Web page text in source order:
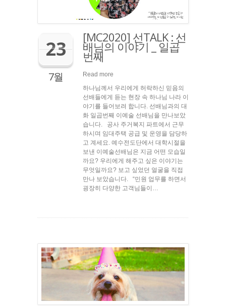
23
7월
[MC2020] 선TALK : 선
배님의 이야기 _ 일곱
번째
Read more
하나님께서 우리에게 허락하신 믿음의
선배들에게 듣는 현장 속 하나님 나라 이
야기를 들어보려 합니다. 선배님과의 대
화 일곱번째 이예술 선배님을 만나보았
습니다. 공사 주거복지 파트에서 근무
하시며 임대주택 공급 및 운영을 담당하
고 계세요. 예수전도단에서 대학시절을
보낸 이예술선배님은 지금 어떤 모습일
까요? 우리에게 해주고 싶은 이야기는
무엇일까요? 보고 싶었던 얼굴을 직접
만나 보았습니다. “민원 업무를 하면서
굉장히 다양한 고객님들이…